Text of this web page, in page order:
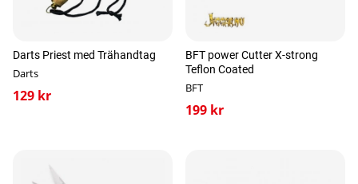
Darts Priest med Trähandtag
Darts
129 kr
BFT power Cutter X-strong
Teflon Coated
BFT
199 kr